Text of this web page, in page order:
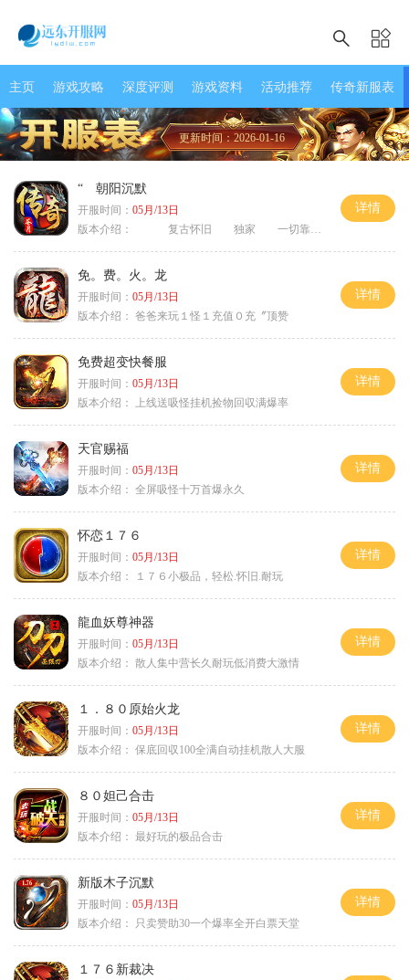
主页 游戏攻略 深度评测 游戏资料 活动推荐 传奇新服表
更新时间：2026-01-16
“ 朝阳沉默
开服时间： 05月/13日
版本介绍：
复古怀旧 独家 一切靠打
详情
免。费。火。龙
开服时间： 05月/13日
版本介绍： 爸爸来玩１怪１充值０充〞顶赞
详情
免费超变快餐服
开服时间： 05月/13日
版本介绍：
上线送吸怪挂机捡物回収满爆率
详情
天官赐福
开服时间： 05月/13日
版本介绍： 全屏吸怪十万首爆永久
详情
怀恋１７６
开服时间： 05月/13日
版本介绍：
１７６小极品，轻松.怀旧.耐玩
详情
龍血妖尊神器
开服时间： 05月/13日
版本介绍： 散人集中营长久耐玩低消费大激情
详情
１．８０原始火龙
开服时间： 05月/13日
版本介绍： 保底回収100全满自动挂机散人大服
详情
８０妲己合击
开服时间： 05月/13日
版本介绍： 最好玩的极品合击
详情
新版木子沉默
开服时间： 05月/13日
版本介绍：
只卖赞助30一个爆率全开白票天堂
详情
１７６新裁决